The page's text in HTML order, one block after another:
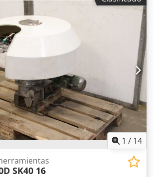
fabricante: Hitachi Seiki, modelo: HC400.
para: Hitachi Seiki, modelo
piezas de repuesto adicionales. -
de sujeción y accionamiento. -
para cambio de herramientas: 80. -
Akvjrf -Dimensiones:
-Peso: 860 kg.
1 / 14
SK40 16